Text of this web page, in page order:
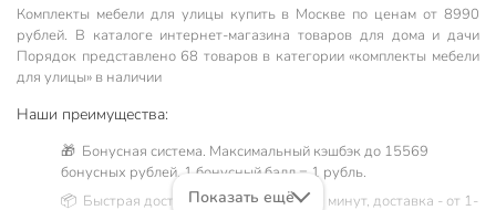
Комплекты мебели для улицы купить в Москве по ценам от 8990
рублей. В каталоге интернет-магазина товаров для дома и дачи
Порядок представлено 68 товаров в категории «комплекты мебели
для улицы» в наличии
Наши преимущества:
🎁 Бонусная система. Максимальный кэшбэк до 15569
бонусных рублей, 1 бонусный балл = 1 рубль.
📦 Быстрая доставка. Самовывоз от 60 минут, доставка - от 1-
Показать ещё